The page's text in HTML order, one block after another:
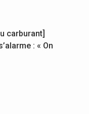
carburant]
: « On